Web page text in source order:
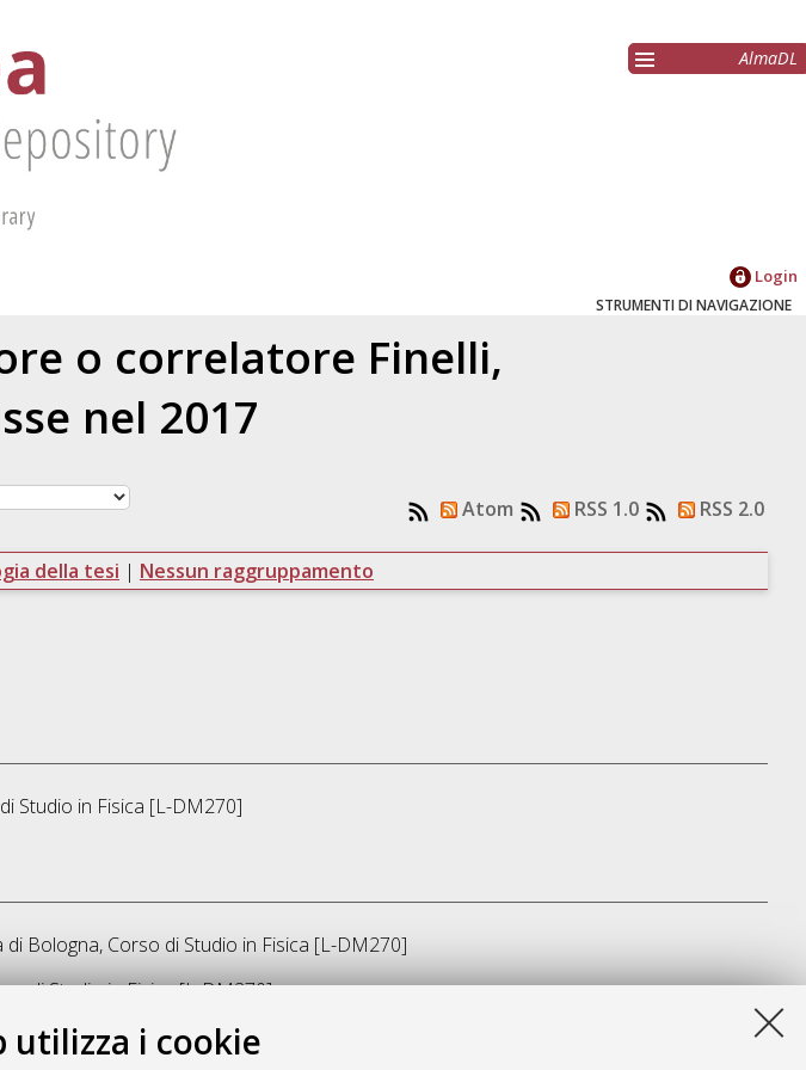
utilizza i cookie
AlmaDL
Login
STRUMENTI DI NAVIGAZIONE
o correlatore Finelli,
nel 2017
Atom RSS 1.0 RSS 2.0
della tesi | Nessun raggruppamento
Studio in Fisica [L-DM270]
Bologna, Corso di Studio in Fisica [L-DM270]
di Studio inFisica [L-DM270]
Questa lista e' stata generata il